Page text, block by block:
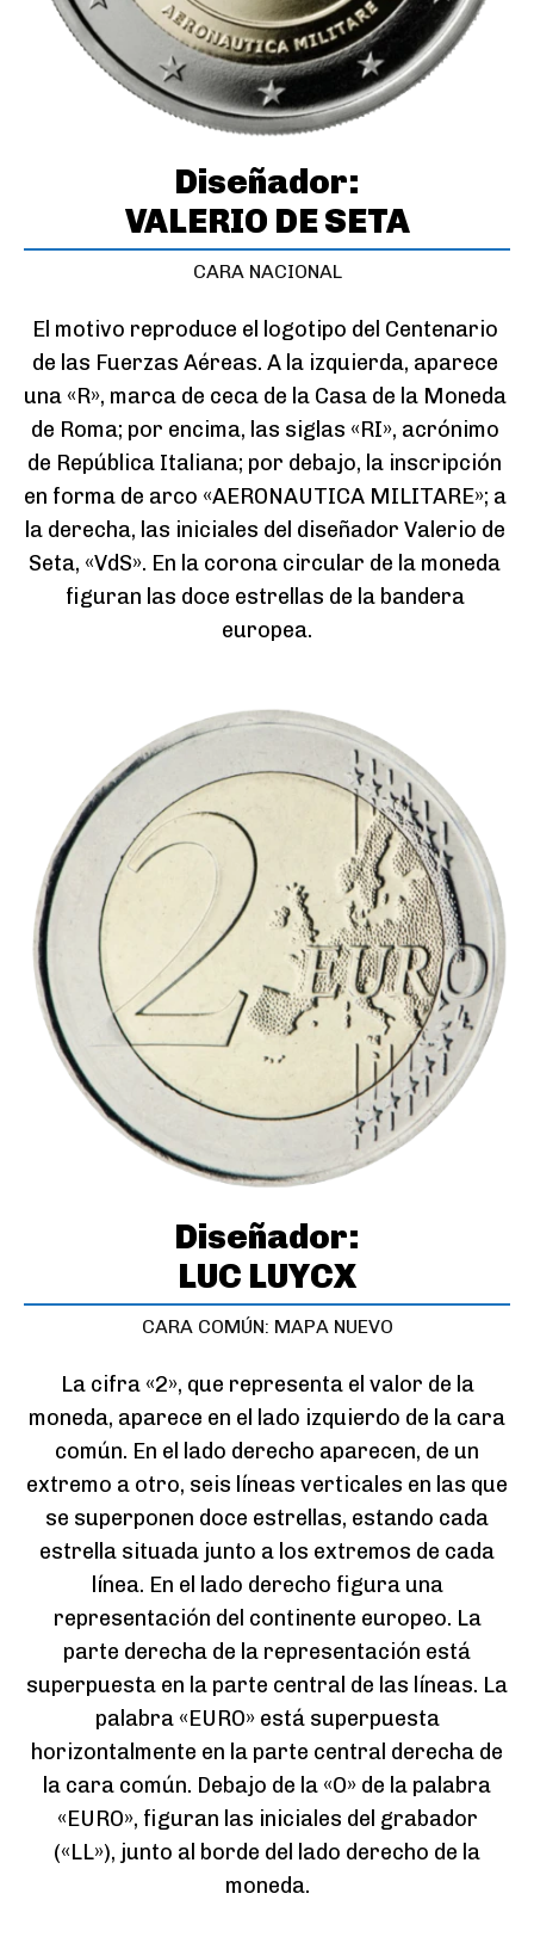
Diseñador:
VALERIO DE SETA
CARA NACIONAL
El motivo reproduce el logotipo del Centenario
de las Fuerzas Aéreas. A la izquierda, aparece
una «R», marca de ceca de la Casa de la Moneda
de Roma; por encima, las siglas «RI», acrónimo
de República Italiana; por debajo, la inscripción
en forma de arco «AERONAUTICA MILITARE»; a
la derecha, las iniciales del diseñador Valerio de
Seta, «VdS». En la corona circular de la moneda
figuran las doce estrellas de la bandera
europea.
Diseñador:
LUC LUYCX
CARA COMÚN: MAPA NUEVO
La cifra «2», que representa el valor de la
moneda, aparece en el lado izquierdo de la cara
común. En el lado derecho aparecen, de un
extremo a otro, seis líneas verticales en las que
se superponen doce estrellas, estando cada
estrella situada junto a los extremos de cada
línea. En el lado derecho figura una
representación del continente europeo. La
parte derecha de la representación está
superpuesta en la parte central de las líneas. La
palabra «EURO» está superpuesta
horizontalmente en la parte central derecha de
la cara común. Debajo de la «O» de la palabra
«EURO», figuran las iniciales del grabador
(«LL»), junto al borde del lado derecho de la
moneda.